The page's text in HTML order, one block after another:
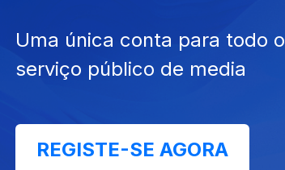
Ep. 11 13 ago. 2017
Uma única conta para todo o
serviço público de media
REGISTE-SE AGORA